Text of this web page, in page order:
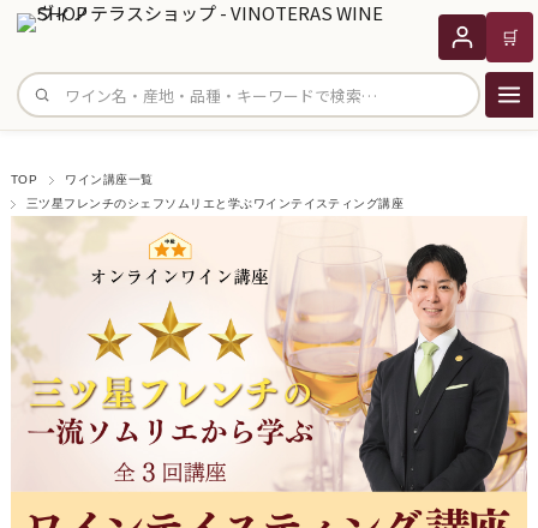
サイト内検索
🛒
TOP
ワイン講座一覧
三ツ星フレンチのシェフソムリエと学ぶワインテイスティング講座